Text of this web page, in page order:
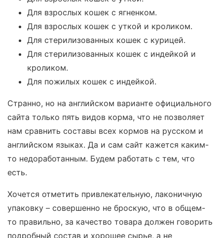
Для взрослых кошек с ягненком.
Для взрослых кошек с уткой и кроликом.
Для стерилизованных кошек с курицей.
Для стерилизованных кошек с индейкой и
кроликом.
Для пожилых кошек с индейкой.
Странно, но на английском варианте официального
сайта только пять видов корма, что не позволяет
нам сравнить составы всех кормов на русском и
английском языках. Да и сам сайт кажется каким-
то недоработанным. Будем работать с тем, что
есть.
Хочется отметить привлекательную, лаконичную
упаковку – совершенно не броскую, что в общем-
то правильно, за качество товара должен говорить
подробный состав и хорошее сырье, а не